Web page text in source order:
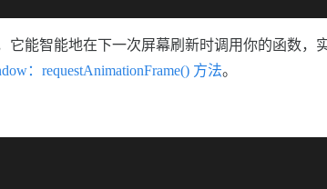
它能智能地在下一次屏幕刷新时调用你的函数，
：requestAnimationFrame() 方法。